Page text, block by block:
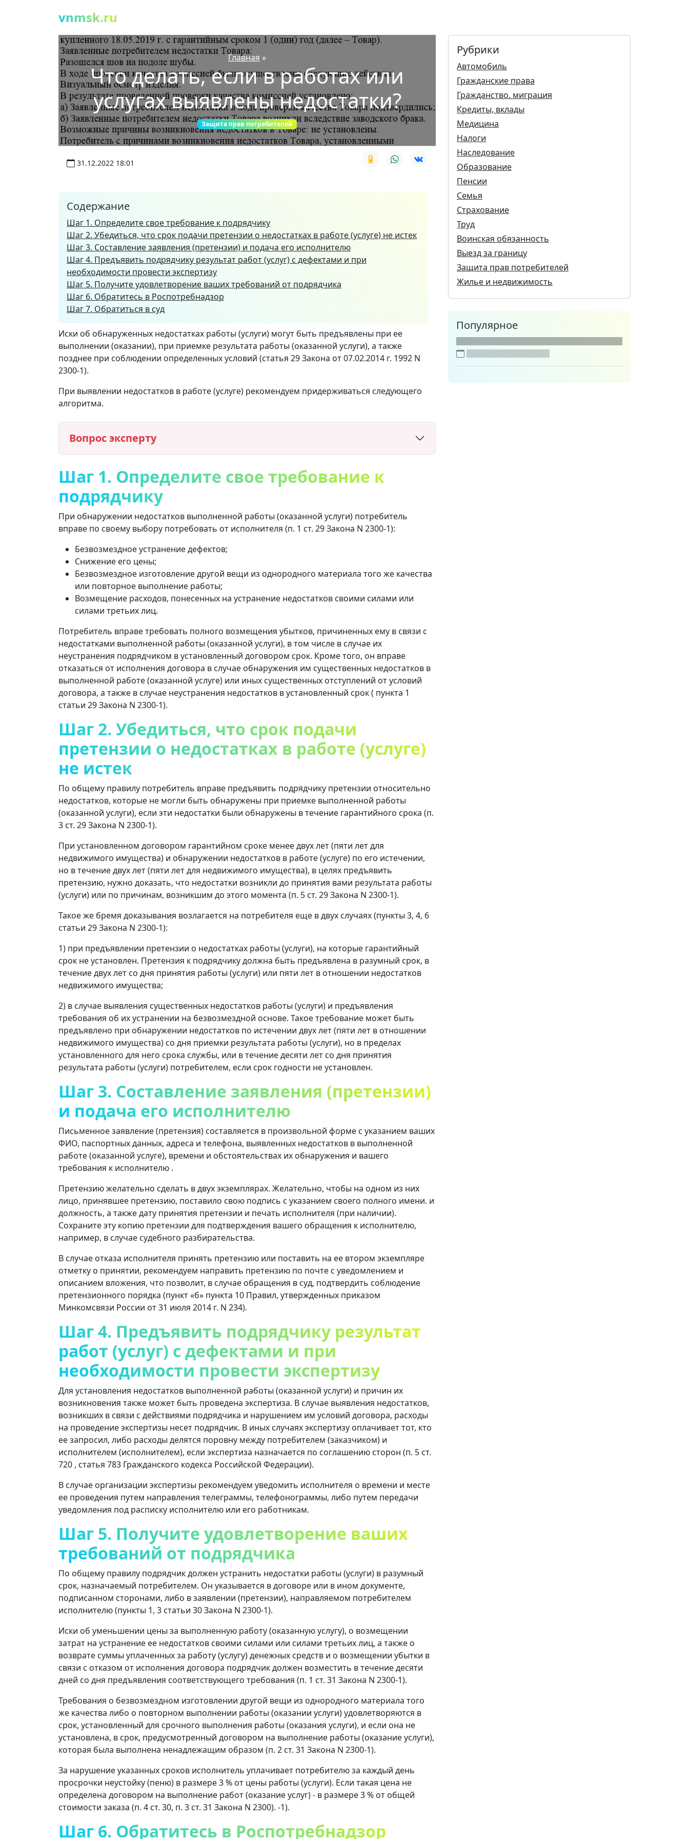
vnmsk.ru
Главная »
Что делать, если в работах или
услугах выявлены недостатки?
Защита прав потребителей
31.12.2022 18:01
Содержание
Шаг 1. Определите свое требование к подрядчику
Шаг 2. Убедиться, что срок подачи претензии о недостатках в работе (услуге) не истек
Шаг 3. Составление заявления (претензии) и подача его исполнителю
Шаг 4. Предъявить подрядчику результат работ (услуг) с дефектами и при
необходимости провести экспертизу
Шаг 5. Получите удовлетворение ваших требований от подрядчика
Шаг 6. Обратитесь в Роспотребнадзор
Шаг 7. Обратиться в суд
Иски об обнаруженных недостатках работы (услуги) могут быть предъявлены при ее
выполнении (оказании), при приемке результата работы (оказанной услуги), а также
позднее при соблюдении определенных условий (статья 29 Закона от 07.02.2014 г. 1992 N
2300-1).
При выявлении недостатков в работе (услуге) рекомендуем придерживаться следующего
алгоритма.
Вопрос эксперту
Шаг 1. Определите свое требование к
подрядчику
При обнаружении недостатков выполненной работы (оказанной услуги) потребитель
вправе по своему выбору потребовать от исполнителя (п. 1 ст. 29 Закона N 2300-1):
Безвозмездное устранение дефектов;
Снижение его цены;
Безвозмездное изготовление другой вещи из однородного материала того же качества
или повторное выполнение работы;
Возмещение расходов, понесенных на устранение недостатков своими силами или
силами третьих лиц.
Потребитель вправе требовать полного возмещения убытков, причиненных ему в связи с
недостатками выполненной работы (оказанной услуги), в том числе в случае их
неустранения подрядчиком в установленный договором срок. Кроме того, он вправе
отказаться от исполнения договора в случае обнаружения им существенных недостатков в
выполненной работе (оказанной услуге) или иных существенных отступлений от условий
договора, а также в случае неустранения недостатков в установленный срок ( пункта 1
статьи 29 Закона N 2300-1).
Шаг 2. Убедиться, что срок подачи
претензии о недостатках в работе (услуге)
не истек
По общему правилу потребитель вправе предъявить подрядчику претензии относительно
недостатков, которые не могли быть обнаружены при приемке выполненной работы
(оказанной услуги), если эти недостатки были обнаружены в течение гарантийного срока (п.
3 ст. 29 Закона N 2300-1).
При установленном договором гарантийном сроке менее двух лет (пяти лет для
недвижимого имущества) и обнаружении недостатков в работе (услуге) по его истечении,
но в течение двух лет (пяти лет для недвижимого имущества), в целях предъявить
претензию, нужно доказать, что недостатки возникли до принятия вами результата работы
(услуги) или по причинам, возникшим до этого момента (п. 5 ст. 29 Закона N 2300-1).
Такое же бремя доказывания возлагается на потребителя еще в двух случаях (пункты 3, 4, 6
статьи 29 Закона N 2300-1):
1) при предъявлении претензии о недостатках работы (услуги), на которые гарантийный
срок не установлен. Претензия к подрядчику должна быть предъявлена ​​в разумный срок, в
течение двух лет со дня принятия работы (услуги) или пяти лет в отношении недостатков
недвижимого имущества;
2) в случае выявления существенных недостатков работы (услуги) и предъявления
требования об их устранении на безвозмездной основе. Такое требование может быть
предъявлено при обнаружении недостатков по истечении двух лет (пяти лет в отношении
недвижимого имущества) со дня приемки результата работы (услуги), но в пределах
установленного для него срока службы, или в течение десяти лет со дня принятия
результата работы (услуги) потребителем, если срок годности не установлен.
Шаг 3. Составление заявления (претензии)
и подача его исполнителю
Письменное заявление (претензия) составляется в произвольной форме с указанием ваших
ФИО, паспортных данных, адреса и телефона, выявленных недостатков в выполненной
работе (оказанной услуге), времени и обстоятельствах их обнаружения и вашего
требования к исполнителю .
Претензию желательно сделать в двух экземплярах. Желательно, чтобы на одном из них
лицо, принявшее претензию, поставило свою подпись с указанием своего полного имени. и
должность, а также дату принятия претензии и печать исполнителя (при наличии).
Сохраните эту копию претензии для подтверждения вашего обращения к исполнителю,
например, в случае судебного разбирательства.
В случае отказа исполнителя принять претензию или поставить на ее втором экземпляре
отметку о принятии, рекомендуем направить претензию по почте с уведомлением и
описанием вложения, что позволит, в случае обращения в суд, подтвердить соблюдение
претензионного порядка (пункт «б» пункта 10 Правил, утвержденных приказом
Минкомсвязи России от 31 июля 2014 г. N 234).
Шаг 4. Предъявить подрядчику результат
работ (услуг) с дефектами и при
необходимости провести экспертизу
Для установления недостатков выполненной работы (оказанной услуги) и причин их
возникновения также может быть проведена экспертиза. В случае выявления недостатков,
возникших в связи с действиями подрядчика и нарушением им условий договора, расходы
на проведение экспертизы несет подрядчик. В иных случаях экспертизу оплачивает тот, кто
ее запросил, либо расходы делятся поровну между потребителем (заказчиком) и
исполнителем (исполнителем), если экспертиза назначается по соглашению сторон (п. 5 ст.
720 , статья 783 Гражданского кодекса Российской Федерации).
В случае организации экспертизы рекомендуем уведомить исполнителя о времени и месте
ее проведения путем направления телеграммы, телефонограммы, либо путем передачи
уведомления под расписку исполнителю или его работникам.
Шаг 5. Получите удовлетворение ваших
требований от подрядчика
По общему правилу подрядчик должен устранить недостатки работы (услуги) в разумный
срок, назначаемый потребителем. Он указывается в договоре или в ином документе,
подписанном сторонами, либо в заявлении (претензии), направляемом потребителем
исполнителю (пункты 1, 3 статьи 30 Закона N 2300-1).
Иски об уменьшении цены за выполненную работу (оказанную услугу), о возмещении
затрат на устранение ее недостатков своими силами или силами третьих лиц, а также о
возврате суммы уплаченных за работу (услугу) денежных средств и о возмещении убытки в
связи с отказом от исполнения договора подрядчик должен возместить в течение десяти
дней со дня предъявления соответствующего требования (п. 1 ст. 31 Закона N 2300-1).
Требования о безвозмездном изготовлении другой вещи из однородного материала того
же качества либо о повторном выполнении работы (оказании услуги) удовлетворяются в
срок, установленный для срочного выполнения работы (оказания услуги), и если она не
установлена, в срок, предусмотренный договором на выполнение работы (оказание услуги),
которая была выполнена ненадлежащим образом (п. 2 ст. 31 Закона N 2300-1).
За нарушение указанных сроков исполнитель уплачивает потребителю за каждый день
просрочки неустойку (пеню) в размере 3 % от цены работы (услуги). Если такая цена не
определена договором на выполнение работ (оказание услуг) - в размере 3 % от общей
стоимости заказа (п. 4 ст. 30, п. 3 ст. 31 Закона N 2300). -1).
Шаг 6. Обратитесь в Роспотребнадзор
Рубрики
Автомобиль
Гражданские права
Гражданство. миграция
Кредиты, вклады
Медицина
Налоги
Наследование
Образование
Пенсии
Семья
Страхование
Труд
Воинская обязанность
Выезд за границу
Защита прав потребителей
Жилье и недвижимость
Популярное